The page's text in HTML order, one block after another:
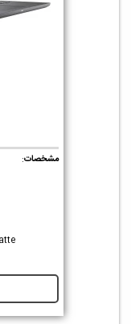
مشخصات: